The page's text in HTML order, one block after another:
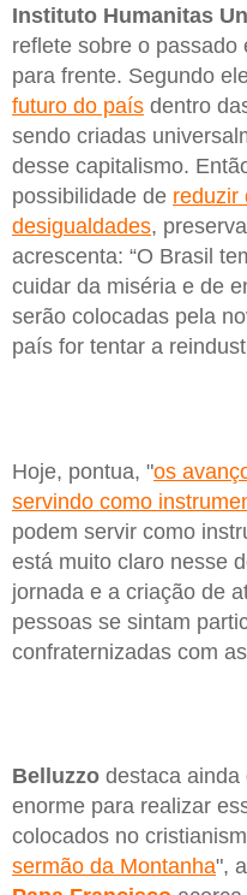
Instituto Humanitas
reflete sobre o
para frente. Segundo
futuro do país dentro
sendo criadas
desse capitalismo.
possibilidade de reduzir
desigualdades,
acrescenta: “O Brasil
cuidar da miséria e de
serão colocadas pela
país for tentar a
Hoje, pontua, "os
servindo como
podem servir como
está muito claro nesse
jornada e a criação de
pessoas se sintam
confraternizadas com
Belluzzo destaca ainda
enorme para realizar
colocados no
sermão da Montanha",